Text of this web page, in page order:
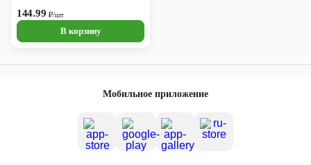
144.99 ₽/шт
В корзину
Мобильное приложение